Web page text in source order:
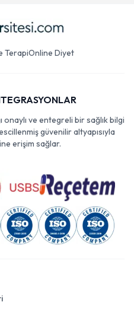
TerapiOnline Diyet
onaylı ve entegreli bir sağlık bilgi
güvenilir altyapısıyla
erişim sağlar.